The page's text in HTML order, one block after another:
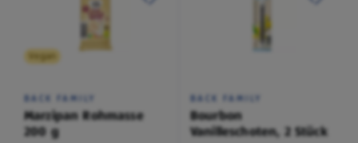
Vegan
BACK FAMILY
Marzipan Rohmasse
200 g
BACK FAMILY
Bourbon
Vanilleschoten, 2 Stück